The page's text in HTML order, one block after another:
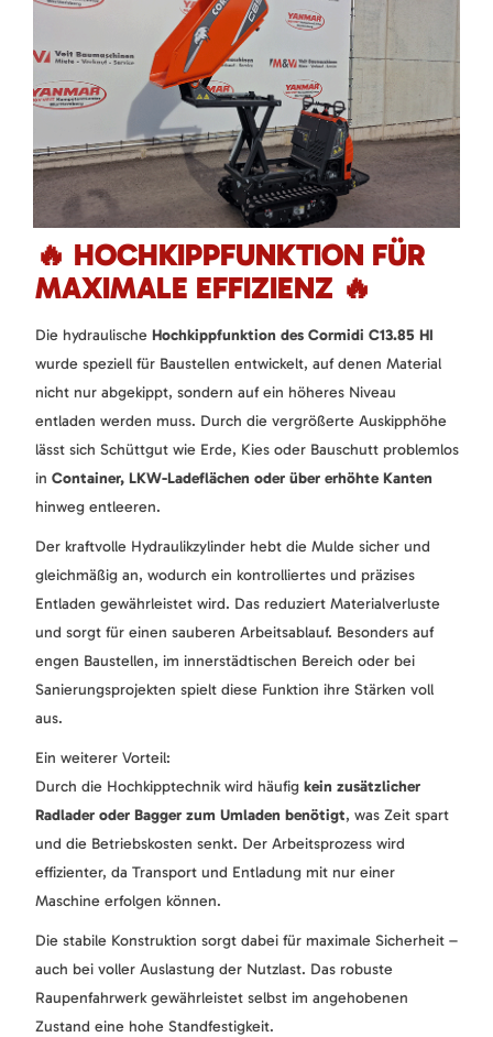
🔥 HOCHKIPPFUNKTION FÜR
MAXIMALE EFFIZIENZ 🔥
Die hydraulische Hochkippfunktion des Cormidi C13.85 HI
wurde speziell für Baustellen entwickelt, auf denen Material
nicht nur abgekippt, sondern auf ein höheres Niveau
entladen werden muss. Durch die vergrößerte Auskipphöhe
lässt sich Schüttgut wie Erde, Kies oder Bauschutt problemlos
in Container, LKW-Ladeflächen oder über erhöhte Kanten
hinweg entleeren.
Der kraftvolle Hydraulikzylinder hebt die Mulde sicher und
gleichmäßig an, wodurch ein kontrolliertes und präzises
Entladen gewährleistet wird. Das reduziert Materialverluste
und sorgt für einen sauberen Arbeitsablauf. Besonders auf
engen Baustellen, im innerstädtischen Bereich oder bei
Sanierungsprojekten spielt diese Funktion ihre Stärken voll
aus.
Ein weiterer Vorteil:
Durch die Hochkipptechnik wird häufig kein zusätzlicher
Radlader oder Bagger zum Umladen benötigt, was Zeit spart
und die Betriebskosten senkt. Der Arbeitsprozess wird
effizienter, da Transport und Entladung mit nur einer
Maschine erfolgen können.
Die stabile Konstruktion sorgt dabei für maximale Sicherheit –
auch bei voller Auslastung der Nutzlast. Das robuste
Raupenfahrwerk gewährleistet selbst im angehobenen
Zustand eine hohe Standfestigkeit.